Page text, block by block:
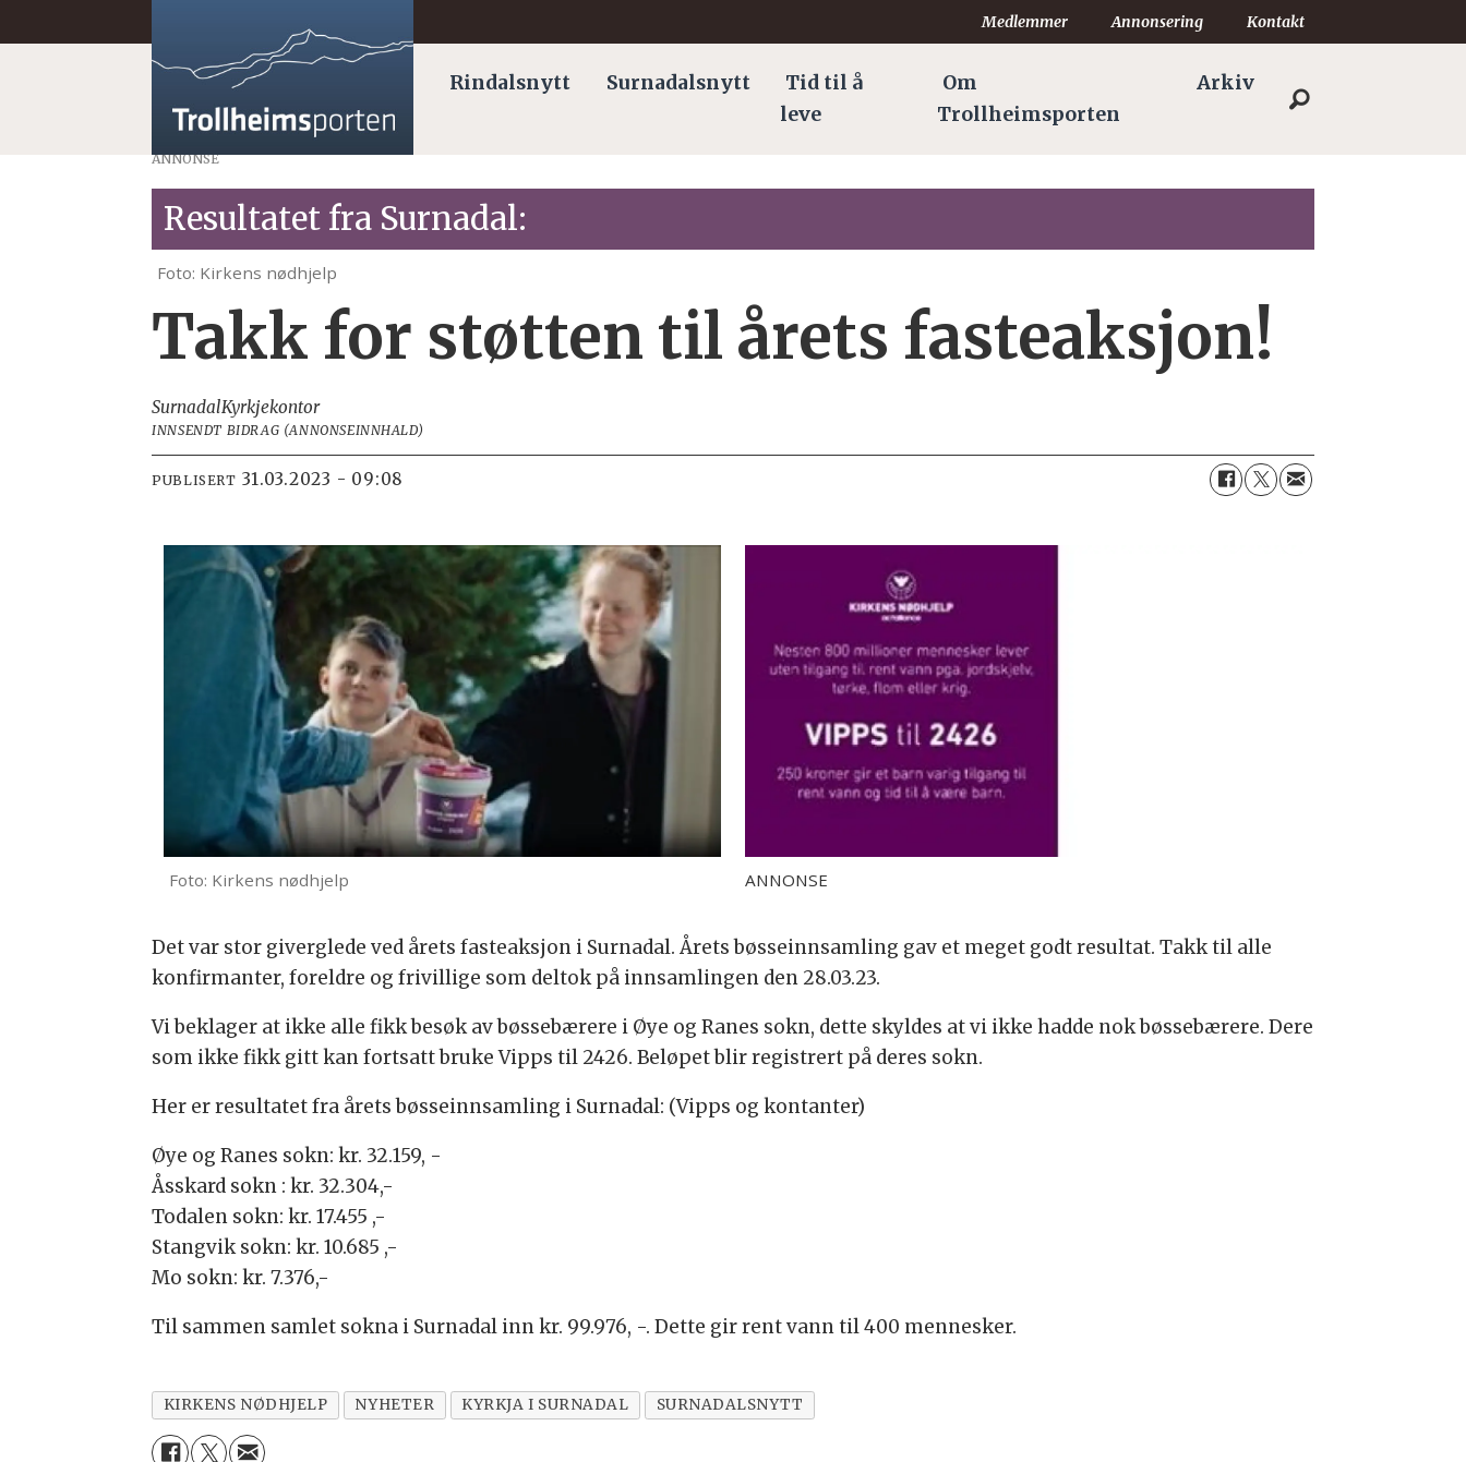
Medlemmer Annonsering Kontakt
Rindalsnytt Surnadalsnytt
Tid til å
leve
Om
Trollheimsporten
Arkiv
ANNONSE
Resultatet fra Surnadal:
Foto: Kirkens nødhjelp
Takk for støtten til årets fasteaksjon!
SurnadalKyrkjekontor
INNSENDT BIDRAG (ANNONSEINNHALD)
PUBLISERT 31.03.2023 - 09:08
Foto: Kirkens nødhjelp ANNONSE
Det var stor giverglede ved årets fasteaksjon i Surnadal. Årets bøsseinnsamling gav et meget godt resultat. Takk til alle
konfirmanter, foreldre og frivillige som deltok på innsamlingen den 28.03.23.
Vi beklager at ikke alle fikk besøk av bøssebærere i Øye og Ranes sokn, dette skyldes at vi ikke hadde nok bøssebærere. Dere
som ikke fikk gitt kan fortsatt bruke Vipps til 2426. Beløpet blir registrert på deres sokn.
Her er resultatet fra årets bøsseinnsamling i Surnadal: (Vipps og kontanter)
Øye og Ranes sokn: kr. 32.159, -
Åsskard sokn : kr. 32.304,-
Todalen sokn: kr. 17.455 ,-
Stangvik sokn: kr. 10.685 ,-
Mo sokn: kr. 7.376,-
Til sammen samlet sokna i Surnadal inn kr. 99.976, -. Dette gir rent vann til 400 mennesker.
KIRKENS NØDHJELP NYHETER KYRKJA I SURNADAL SURNADALSNYTT